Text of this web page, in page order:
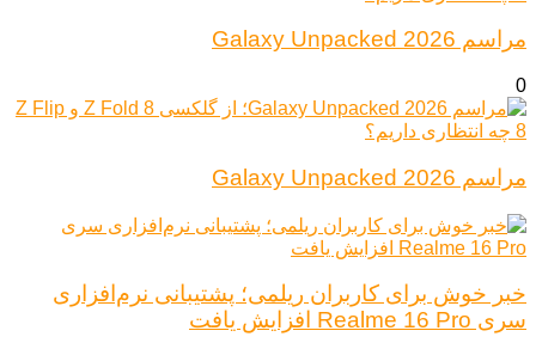
مراسم Galaxy Unpacked 2026
0
مراسم Galaxy Unpacked 2026
خبر خوش برای کاربران ریلمی؛ پشتیبانی نرم‌افزاری
سری Realme 16 Pro افزایش یافت